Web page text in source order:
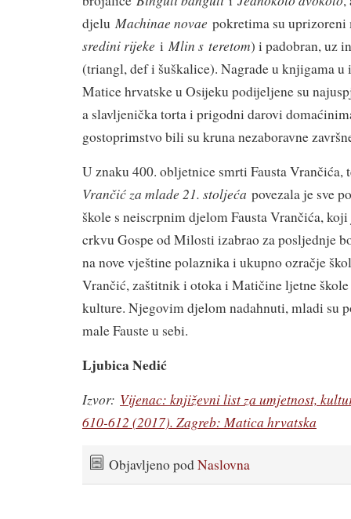
djelu Machinae novae pokretima su
sredini rijeke i Mlin s teretom) i padobran, uz
(triangl, def i šuškalice). Nagrade u knjigama u
Matice hrvatske u Osijeku podijeljene su
a slavljenička torta i prigodni darovi
gostoprimstvo bili su kruna nezaboravne
U znaku 400. obljetnice smrti Fausta Vrančića,
Vrančić za mlade 21. stoljeća povezala je sve
škole s neiscrpnim djelom Fausta Vrančića,
crkvu Gospe od Milosti izabrao za posljednje
na nove vještine polaznika i ukupno ozračje
Vrančić, zaštitnik i otoka i Matičine ljetne
kulture. Njegovim djelom nadahnuti, mladi su
male Fauste u sebi.
Ljubica Nedić
Izvor: Vijenac: književni list za umjetnost,
610-612 (2017). Zagreb: Matica hrvatska
Objavljeno podNaslovna